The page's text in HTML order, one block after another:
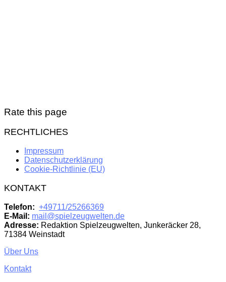
Rate this page
RECHTLICHES
Impressum
Datenschutzerklärung
Cookie-Richtlinie (EU)
KONTAKT
Telefon: +49711/25266369
E-Mail: mail@spielzeugwelten.de
Adresse: Redaktion Spielzeugwelten, Junkeräcker 28,
71384 Weinstadt
Über Uns
Kontakt